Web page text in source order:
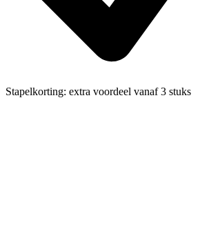
Stapelkorting: extra voordeel vanaf 3 stuks